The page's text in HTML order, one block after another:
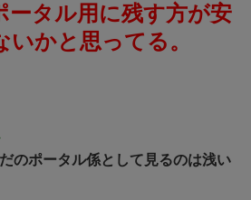
ータル用に残す方が安
いかと思ってる。
のポータル係として見るのは浅い